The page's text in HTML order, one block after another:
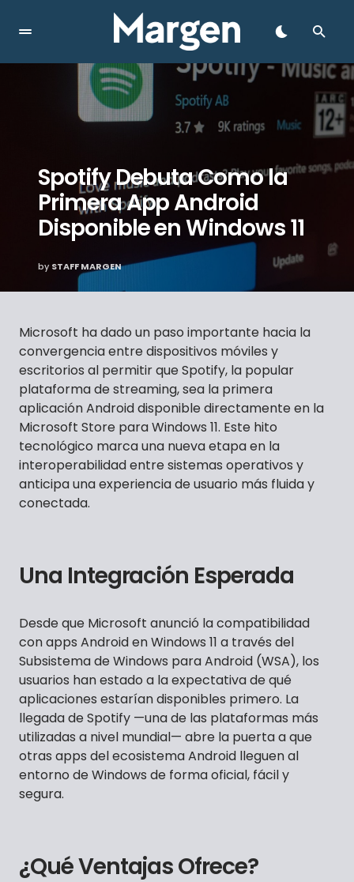
Spotify Debuta Como la
Primera App Android
Disponible en Windows 11
by STAFF MARGEN
Microsoft ha dado un paso importante hacia la
convergencia entre dispositivos móviles y
escritorios al permitir que Spotify, la popular
plataforma de streaming, sea la primera
aplicación Android disponible directamente en la
Microsoft Store para Windows 11. Este hito
tecnológico marca una nueva etapa en la
interoperabilidad entre sistemas operativos y
anticipa una experiencia de usuario más fluida y
conectada.
Una Integración Esperada
Desde que Microsoft anunció la compatibilidad
con apps Android en Windows 11 a través del
Subsistema de Windows para Android (WSA), los
usuarios han estado a la expectativa de qué
aplicaciones estarían disponibles primero. La
llegada de Spotify —una de las plataformas más
utilizadas a nivel mundial— abre la puerta a que
otras apps del ecosistema Android lleguen al
entorno de Windows de forma oficial, fácil y
segura.
¿Qué Ventajas Ofrece?